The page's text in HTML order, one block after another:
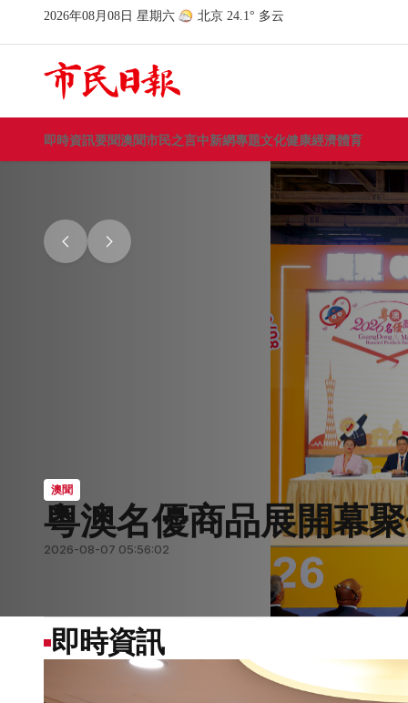
即時資訊要聞澳聞市民之言中新網專題文化健康經濟體育
要聞
要聞
澳聞
澳聞
澳上半年6941宗交通
2026-08-02 08:12:29
澳聞
即時資訊